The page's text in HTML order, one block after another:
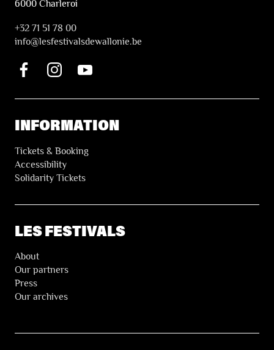
6000 Charleroi
+32 71 51 78 00
info@lesfestivalsdewallonie.be
INFORMATION
Tickets & Booking
Accessibility
Solidarity Tickets
LES FESTIVALS
About
Our partners
Press
Our archives